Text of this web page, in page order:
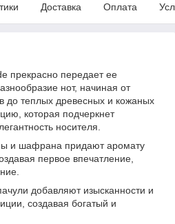
Доставка Оплата
прекрасно передает ее
нот, начиная от
до теплых древесных и кожаных
которая подчеркнет
носителя.
и шафрана придают аромату
первое впечатление,
добавляют изысканности и
создавая богатый и